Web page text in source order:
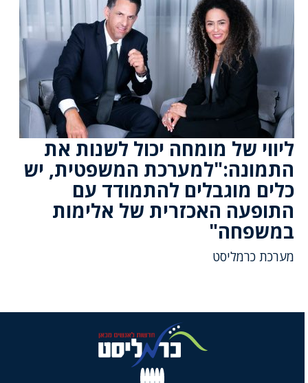
ליווי של מומחה יכול לשנות את
התמונה:"למערכת המשפטית, יש
כלים מוגבלים להתמודד עם
התופעה האכזרית של אלימות
במשפחה"
מערכת כרמליסט